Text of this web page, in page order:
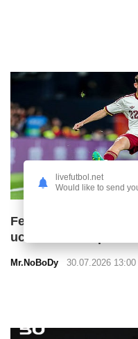
Fermin Lopes
uchinchi
Mr.NoBoDy 30.07.2026 13:00
livefutbol.net
Would like to send